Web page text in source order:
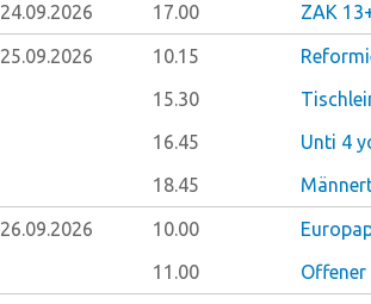
24.09.2026 17.00 ZAK
25.09.2026 10.15
15.30
16.45
Unti 4
18.45
26.09.2026 10.00
11.00